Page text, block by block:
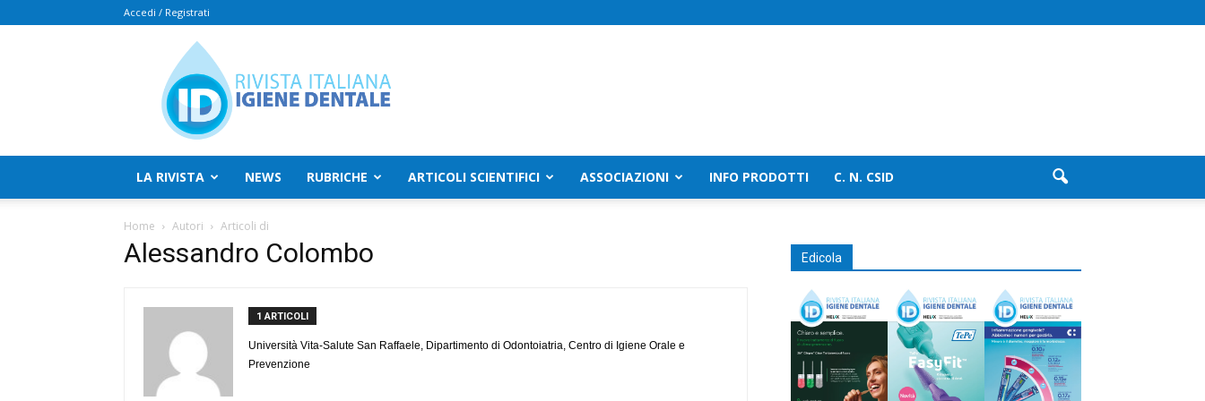
Accedi / Registrati
Rivista
Italiana
Igiene
Dentale
LA RIVISTA NEWS RUBRICHE ARTICOLI SCIENTIFICI ASSOCIAZIONI INFO PRODOTTI C. N. CSID
Home Autori Articoli di
Alessandro Colombo
1 ARTICOLI
Università Vita-Salute San Raffaele, Dipartimento di Odontoiatria, Centro di Igiene Orale e
Prevenzione
Edicola